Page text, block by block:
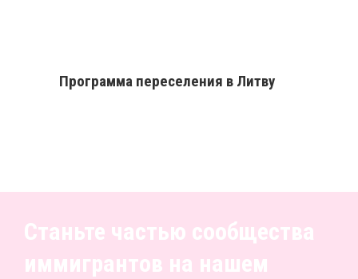
Программа переселения в Литву
Станьте частью сообщества
иммигрантов на нашем